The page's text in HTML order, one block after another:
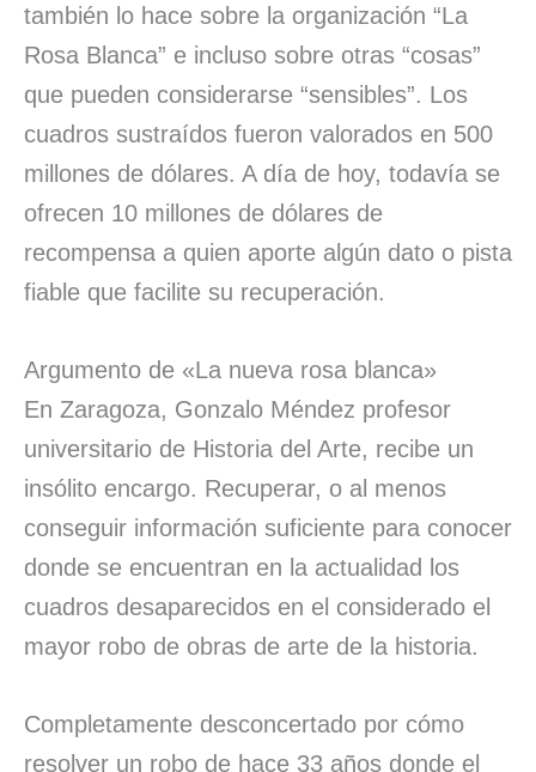
también lo hace sobre la organización “La
Rosa Blanca” e incluso sobre otras “cosas”
que pueden considerarse “sensibles”. Los
cuadros sustraídos fueron valorados en 500
millones de dólares. A día de hoy, todavía se
ofrecen 10 millones de dólares de
recompensa a quien aporte algún dato o pista
fiable que facilite su recuperación.
Argumento de «La nueva rosa blanca»
En Zaragoza, Gonzalo Méndez profesor
universitario de Historia del Arte, recibe un
insólito encargo. Recuperar, o al menos
conseguir información suficiente para conocer
donde se encuentran en la actualidad los
cuadros desaparecidos en el considerado el
mayor robo de obras de arte de la historia.
Completamente desconcertado por cómo
resolver un robo de hace 33 años donde el